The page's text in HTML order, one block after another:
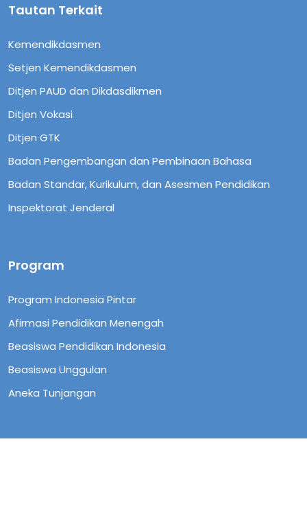
Tautan Terkait
Kemendikdasmen
Setjen Kemendikdasmen
Ditjen PAUD dan Dikdasdikmen
Ditjen Vokasi
Ditjen GTK
Badan Pengembangan dan Pembinaan Bahasa
Badan Standar, Kurikulum, dan Asesmen Pendidikan
Inspektorat Jenderal
Program
Program Indonesia Pintar
Afirmasi Pendidikan Menengah
Beasiswa Pendidikan Indonesia
Beasiswa Unggulan
Aneka Tunjangan